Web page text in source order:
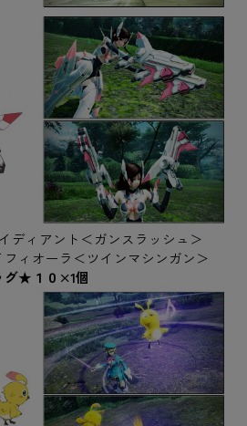
ィアント＜ガンスラッシュ＞
ィオーラ＜ツインマシンガン＞
グ★１０×1個